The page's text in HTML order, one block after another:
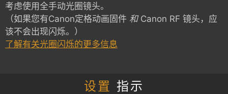
考虑使用全手动光圈镜头。
（如果您有Canon定格动画固件 和Canon RF 镜头，应
该不会出现闪烁。）
了解有关光圈闪烁的更多信息
设置 指示